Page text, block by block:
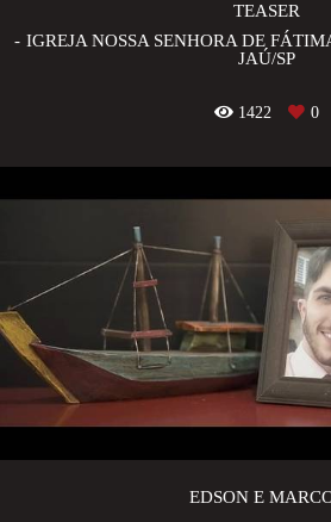
TEASER
IGREJA NOSSA SENHORA DE
JAÚ/SP
1422 0
EDSON E